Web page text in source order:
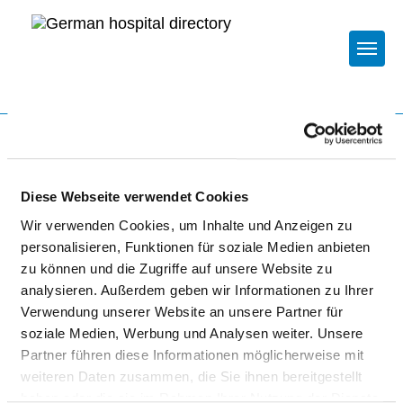
Diese Webseite verwendet Cookies
Wir verwenden Cookies, um Inhalte und Anzeigen zu
personalisieren, Funktionen für soziale Medien anbieten
zu können und die Zugriffe auf unsere Website zu
analysieren. Außerdem geben wir Informationen zu Ihrer
Verwendung unserer Website an unsere Partner für
soziale Medien, Werbung und Analysen weiter. Unsere
Partner führen diese Informationen möglicherweise mit
weiteren Daten zusammen, die Sie ihnen bereitgestellt
CHARITÉ -
UNIVERSITÄTSMEDIZIN
BERLIN